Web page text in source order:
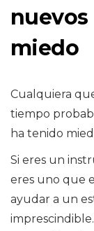
miedo
Cualquiera
tiempo
ha tenido
Si eres un
eres uno que
ayudar a un